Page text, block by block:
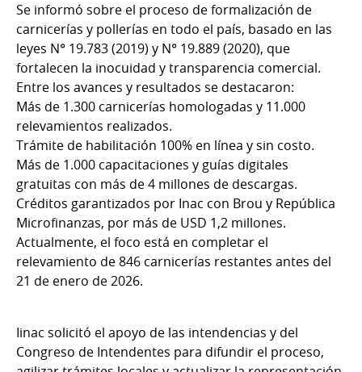
Se informó sobre el proceso de formalización de
carnicerías y pollerías en todo el país, basado en las
leyes N° 19.783 (2019) y N° 19.889 (2020), que
fortalecen la inocuidad y transparencia comercial.
Entre los avances y resultados se destacaron:
Más de 1.300 carnicerías homologadas y 11.000
relevamientos realizados.
Trámite de habilitación 100% en línea y sin costo.
Más de 1.000 capacitaciones y guías digitales
gratuitas con más de 4 millones de descargas.
Créditos garantizados por Inac con Brou y República
Microfinanzas, por más de USD 1,2 millones.
Actualmente, el foco está en completar el
relevamiento de 846 carnicerías restantes antes del
21 de enero de 2026.
Iinac solicitó el apoyo de las intendencias y del
Congreso de Intendentes para difundir el proceso,